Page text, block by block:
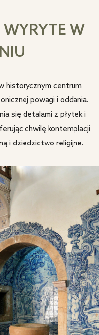
W
historycznym centrum
powagi i oddania.
się detalami z płytek i
chwilę kontemplacji
i dziedzictwo religijne.